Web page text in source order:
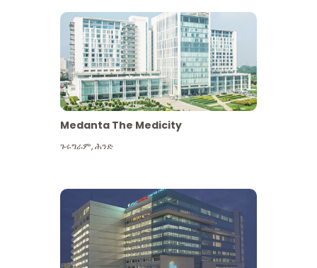
Medanta The Medicity
ጉሩግራም,ሕንድ